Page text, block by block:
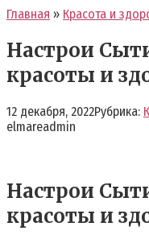
Главная » Красота и
Настрои
красоты и
12 декабря, 2022Рубрика:
elmareadmin
Настрои
красоты и